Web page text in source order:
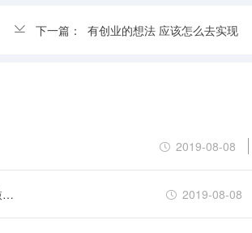
下一篇： 有创业的想法 应该怎么去实现
2019-08-08
《电子商务法》实施在即 给还没有办理营业执照的电商敲警钟 2019-08-08